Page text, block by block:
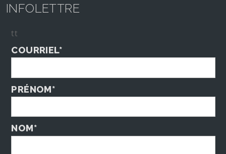
INFOLETTRE
tt
COURRIEL*
PRÉNOM*
NOM*